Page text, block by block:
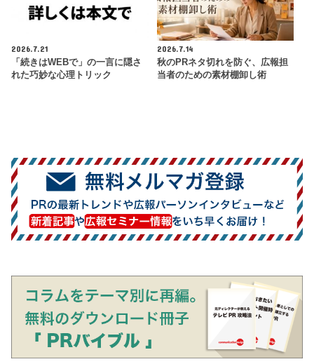
2026.7.21
「続きはWEBで」の一言に隠さ
れた巧妙な心理トリック
2026.7.14
秋のPRネタ切れを防ぐ、広報担
当者のための素材棚卸し術